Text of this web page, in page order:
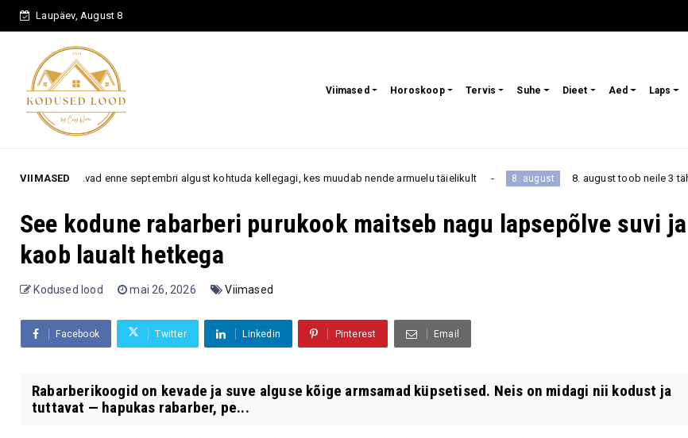
Laupäev, August 8
Viimased Horoskoop Tervis Suhe Dieet Aed Laps
VIIMASED
septembri algust kohtuda kellegagi, kes muudab nende armuelu täielikult 8. august 8. august toob neile 3 tähemärgile
See kodune rabarberi purukook maitseb nagu lapsepõlve suvi ja
kaob laualt hetkega
Kodused lood mai 26, 2026 Viimased
Facebook Twitter Linkedin Pinterest Email
Rabarberikoogid on kevade ja suve alguse kõige armsamad küpsetised. Neis on midagi nii kodust ja
tuttavat — hapukas rabarber, pe...